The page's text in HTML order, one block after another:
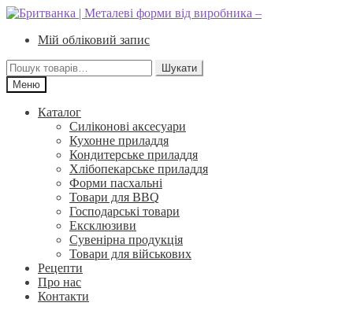
Перейти
навігації
Перейти
вмістуМій обліковий запис
Шукати:
Шукати
Меню
Каталог
Силіконові аксесуари
Кухонне приладдя
Кондитерське приладдя
Хлібопекарське приладдя
Форми пасхальні
Товари для BBQ
Господарські товари
Ексклюзиви
Сувенірна продукція
Товари для військових
Рецепти
Про нас
Контакти